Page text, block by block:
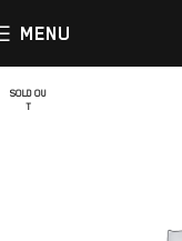
MENU
SOLD OU
T